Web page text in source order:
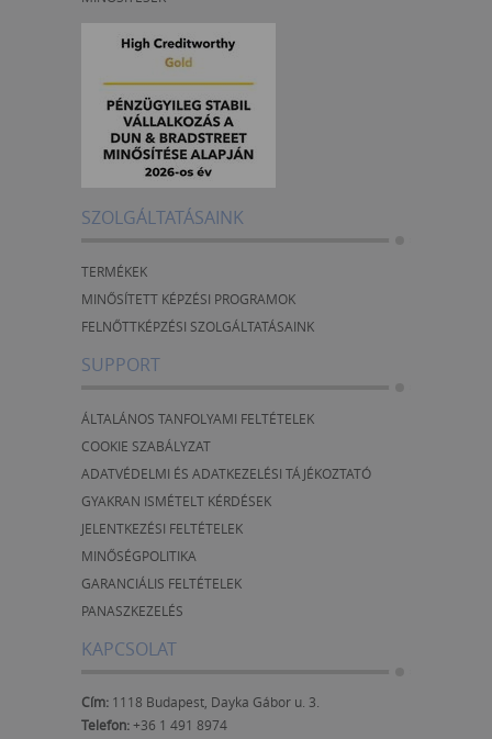
SZOLGÁLTATÁSAINK
TERMÉKEK
MINŐSÍTETT KÉPZÉSI PROGRAMOK
FELNŐTTKÉPZÉSI SZOLGÁLTATÁSAINK
SUPPORT
ÁLTALÁNOS TANFOLYAMI FELTÉTELEK
COOKIE SZABÁLYZAT
ADATVÉDELMI ÉS ADATKEZELÉSI TÁJÉKOZTATÓ
GYAKRAN ISMÉTELT KÉRDÉSEK
JELENTKEZÉSI FELTÉTELEK
MINŐSÉGPOLITIKA
GARANCIÁLIS FELTÉTELEK
PANASZKEZELÉS
KAPCSOLAT
Cím: 1118 Budapest, Dayka Gábor u. 3.
Telefon:+36 1 491 8974